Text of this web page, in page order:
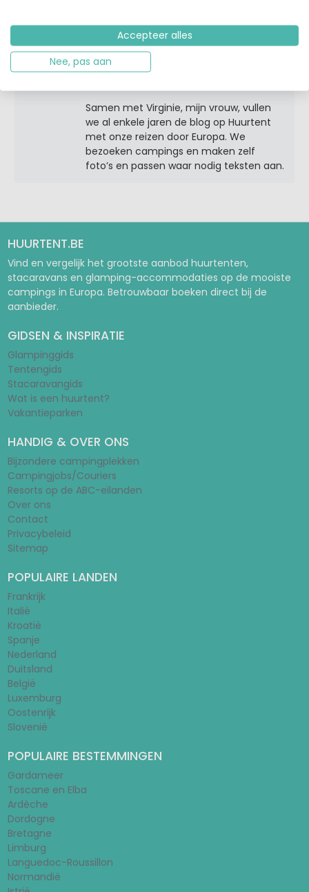
in Spanje, dat bij een goed glas wijn het
plan ontstond om een website te
ontwikkelen met een overzicht van
Samen met Virginie, mijn vrouw, vullen
we al enkele jaren de blog op Huurtent
met onze reizen door Europa. We
bezoeken campings en maken zelf
foto’s en passen waar nodig teksten aan.
HUURTENT.BE
Vind en vergelijk het grootste aanbod huurtenten,
stacaravans en glamping-accommodaties op de mooiste
campings in Europa. Betrouwbaar boeken direct bij de
aanbieder.
GIDSEN & INSPIRATIE
Glampinggids
Tentengids
Stacaravangids
Wat is een huurtent?
Vakantieparken
HANDIG & OVER ONS
Bijzondere campingplekken
Campingjobs/Couriers
Resorts op de ABC-eilanden
Over ons
Contact
Privacybeleid
Sitemap
POPULAIRE LANDEN
Frankrijk
Italië
Kroatië
Spanje
Nederland
Duitsland
België
Luxemburg
Oostenrijk
Slovenië
POPULAIRE BESTEMMINGEN
Gardameer
Toscane en Elba
Ardèche
Dordogne
Bretagne
Limburg
Languedoc-Roussillon
Normandië
Accepteer alles
Nee, pas aan